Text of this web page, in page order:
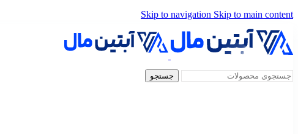
Skip to navigation Skip to main content
جستجو